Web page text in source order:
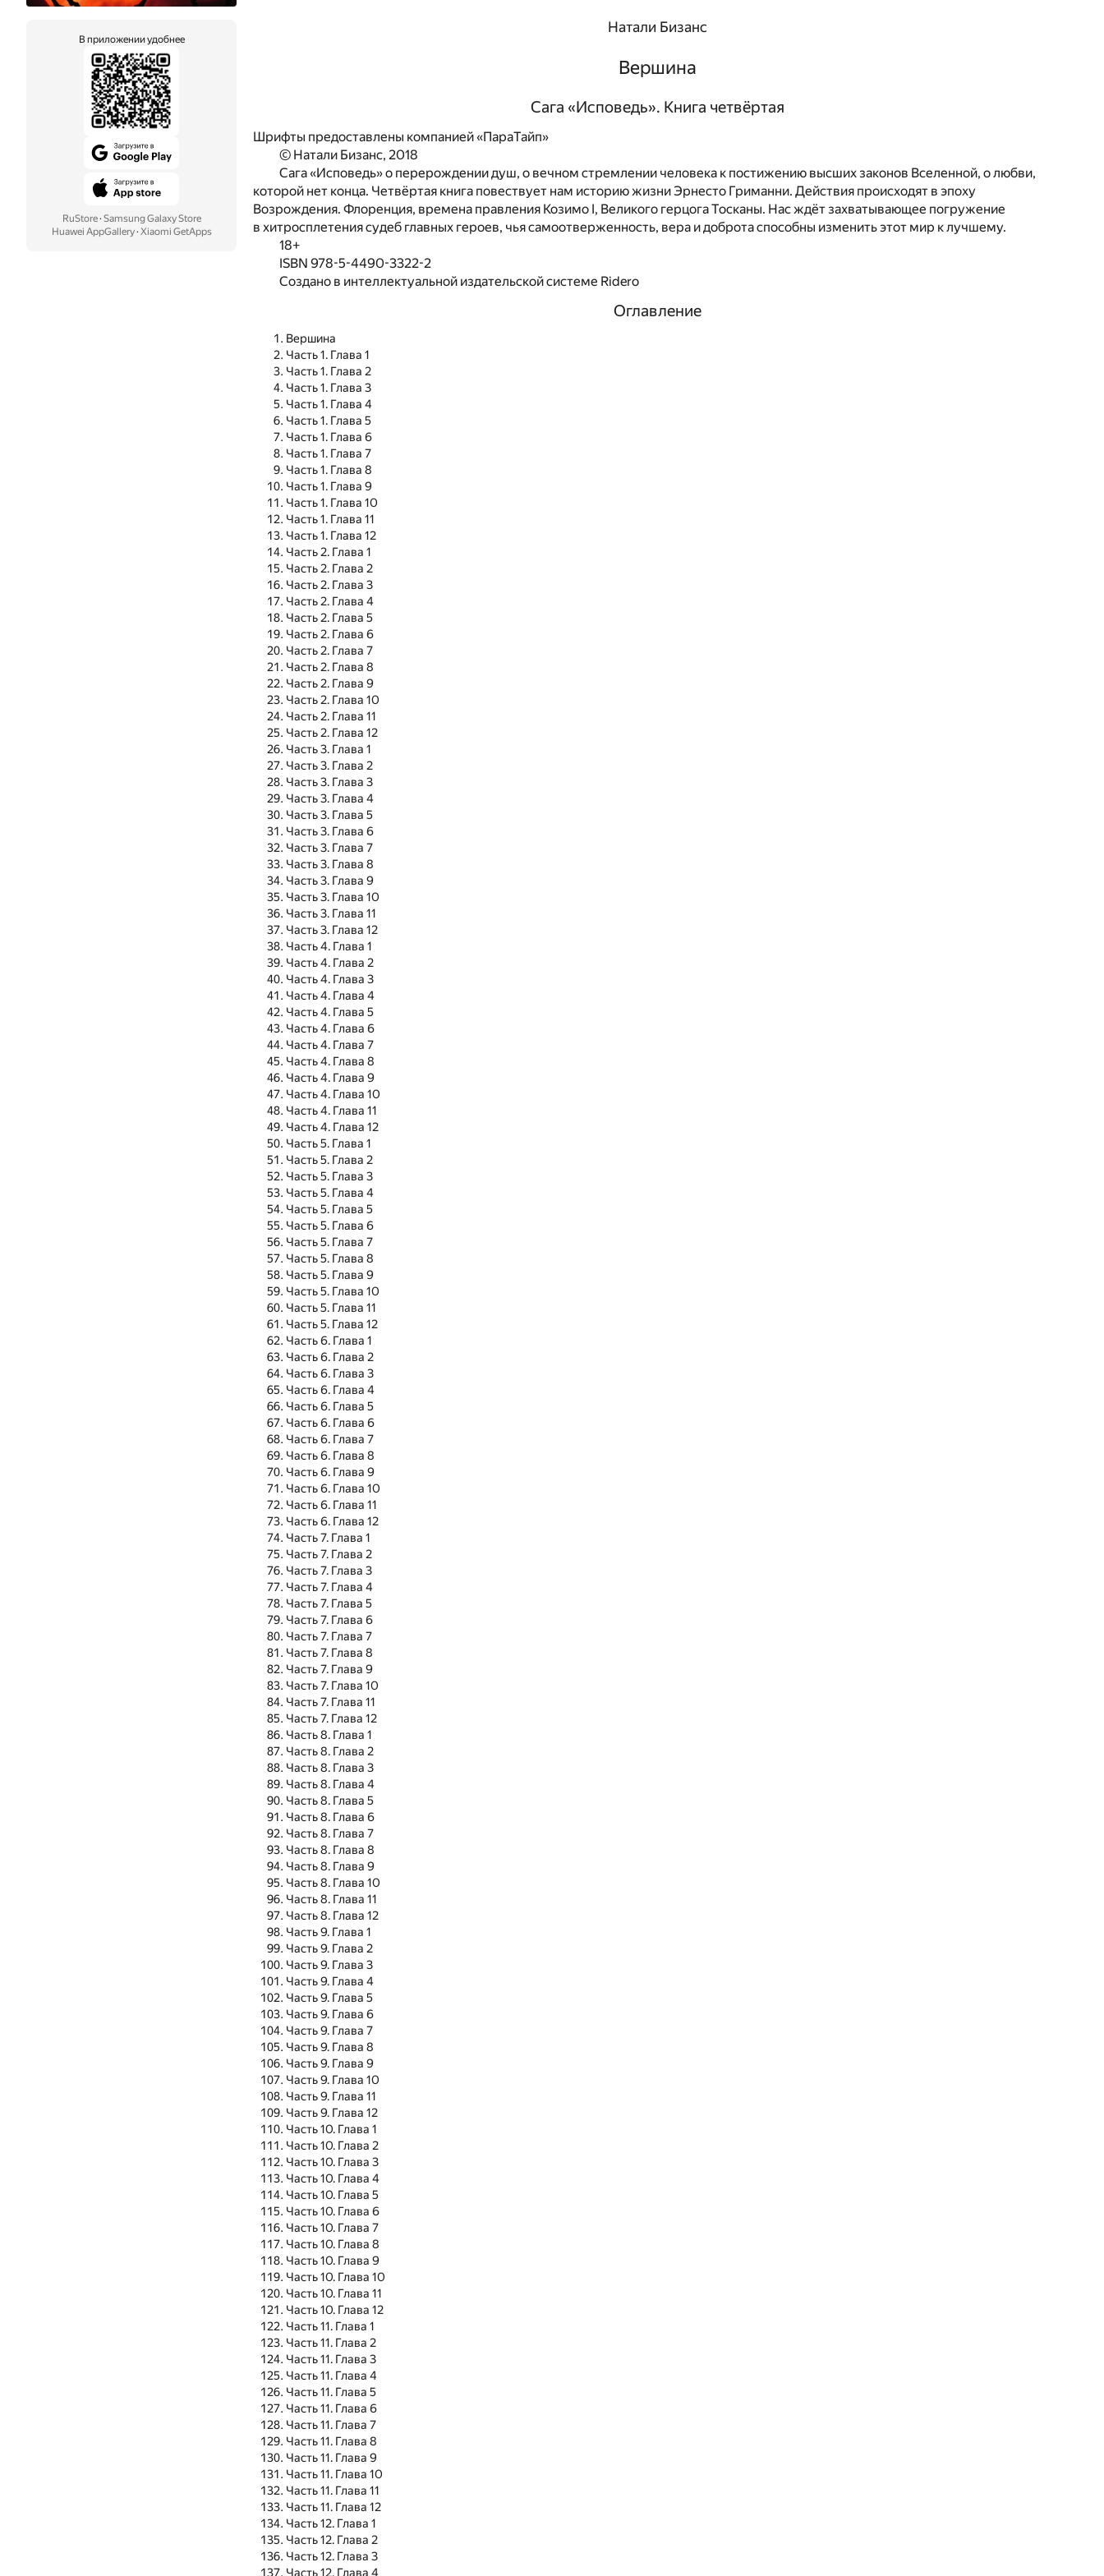
В приложении удобнее
RuStore· Samsung Galaxy Store
Huawei AppGallery· Xiaomi GetApps
Натали Бизанс
Вершина
Сага «Исповедь». Книга четвёртая
Шрифты предоставлены компанией «ПараТайп»
© Натали Бизанс, 2018
Сага «Исповедь» о перерождении душ, о вечном стремлении человека к постижению высших законов Вселенной, о любви,
которой нет конца. Четвёртая книга повествует нам историю жизни Эрнесто Гриманни. Действия происходят в эпоху
Возрождения. Флоренция, времена правления Козимо I, Великого герцога Тосканы. Нас ждёт захватывающее погружение
в хитросплетения судеб главных героев, чья самоотверженность, вера и доброта способны изменить этот мир к лучшему.
18+
ISBN 978-5-4490-3322-2
Создано в интеллектуальной издательской системе Ridero
Оглавление
Вершина
Часть 1. Глава 1
Часть 1. Глава 2
Часть 1. Глава 3
Часть 1. Глава 4
Часть 1. Глава 5
Часть 1. Глава 6
Часть 1. Глава 7
Часть 1. Глава 8
Часть 1. Глава 9
Часть 1. Глава 10
Часть 1. Глава 11
Часть 1. Глава 12
Часть 2. Глава 1
Часть 2. Глава 2
Часть 2. Глава 3
Часть 2. Глава 4
Часть 2. Глава 5
Часть 2. Глава 6
Часть 2. Глава 7
Часть 2. Глава 8
Часть 2. Глава 9
Часть 2. Глава 10
Часть 2. Глава 11
Часть 2. Глава 12
Часть 3. Глава 1
Часть 3. Глава 2
Часть 3. Глава 3
Часть 3. Глава 4
Часть 3. Глава 5
Часть 3. Глава 6
Часть 3. Глава 7
Часть 3. Глава 8
Часть 3. Глава 9
Часть 3. Глава 10
Часть 3. Глава 11
Часть 3. Глава 12
Часть 4. Глава 1
Часть 4. Глава 2
Часть 4. Глава 3
Часть 4. Глава 4
Часть 4. Глава 5
Часть 4. Глава 6
Часть 4. Глава 7
Часть 4. Глава 8
Часть 4. Глава 9
Часть 4. Глава 10
Часть 4. Глава 11
Часть 4. Глава 12
Часть 5. Глава 1
Часть 5. Глава 2
Часть 5. Глава 3
Часть 5. Глава 4
Часть 5. Глава 5
Часть 5. Глава 6
Часть 5. Глава 7
Часть 5. Глава 8
Часть 5. Глава 9
Часть 5. Глава 10
Часть 5. Глава 11
Часть 5. Глава 12
Часть 6. Глава 1
Часть 6. Глава 2
Часть 6. Глава 3
Часть 6. Глава 4
Часть 6. Глава 5
Часть 6. Глава 6
Часть 6. Глава 7
Часть 6. Глава 8
Часть 6. Глава 9
Часть 6. Глава 10
Часть 6. Глава 11
Часть 6. Глава 12
Часть 7. Глава 1
Часть 7. Глава 2
Часть 7. Глава 3
Часть 7. Глава 4
Часть 7. Глава 5
Часть 7. Глава 6
Часть 7. Глава 7
Часть 7. Глава 8
Часть 7. Глава 9
Часть 7. Глава 10
Часть 7. Глава 11
Часть 7. Глава 12
Часть 8. Глава 1
Часть 8. Глава 2
Часть 8. Глава 3
Часть 8. Глава 4
Часть 8. Глава 5
Часть 8. Глава 6
Часть 8. Глава 7
Часть 8. Глава 8
Часть 8. Глава 9
Часть 8. Глава 10
Часть 8. Глава 11
Часть 8. Глава 12
Часть 9. Глава 1
Часть 9. Глава 2
Часть 9. Глава 3
Часть 9. Глава 4
Часть 9. Глава 5
Часть 9. Глава 6
Часть 9. Глава 7
Часть 9. Глава 8
Часть 9. Глава 9
Часть 9. Глава 10
Часть 9. Глава 11
Часть 9. Глава 12
Часть 10. Глава 1
Часть 10. Глава 2
Часть 10. Глава 3
Часть 10. Глава 4
Часть 10. Глава 5
Часть 10. Глава 6
Часть 10. Глава 7
Часть 10. Глава 8
Часть 10. Глава 9
Часть 10. Глава 10
Часть 10. Глава 11
Часть 10. Глава 12
Часть 11. Глава 1
Часть 11. Глава 2
Часть 11. Глава 3
Часть 11. Глава 4
Часть 11. Глава 5
Часть 11. Глава 6
Часть 11. Глава 7
Часть 11. Глава 8
Часть 11. Глава 9
Часть 11. Глава 10
Часть 11. Глава 11
Часть 11. Глава 12
Часть 12. Глава 1
Часть 12. Глава 2
Часть 12. Глава 3
Часть 12. Глава 4